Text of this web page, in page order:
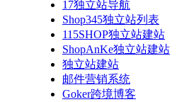
17独立站导航
Shop345独立站列表
115SHOP独立站建站
ShopAnKe独立站建站
独立站建站
邮件营销系统
Goker跨境博客